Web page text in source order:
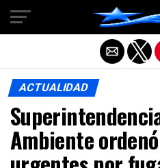
ACTUALIDAD
Ambiente
Salir de la